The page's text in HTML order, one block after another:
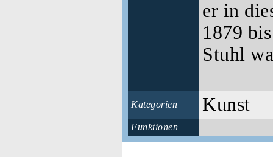
er in
1879
Stuhl
Kategorien Kunst
Funktionen